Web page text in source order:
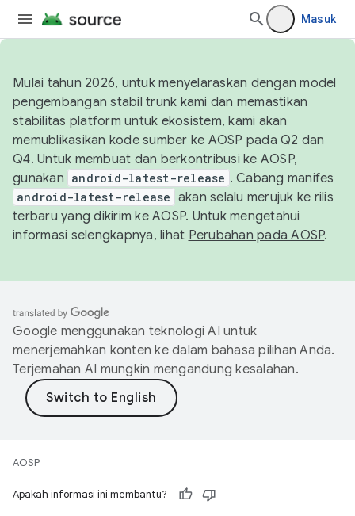
Masuk
Mulai tahun 2026, untuk menyelaraskan dengan model
pengembangan stabil trunk kami dan memastikan
stabilitas platform untuk ekosistem, kami akan
memublikasikan kode sumber ke AOSP pada Q2 dan
Q4. Untuk membuat dan berkontribusi ke AOSP,
gunakan android-latest-release . Cabang manifes
android-latest-release akan selalu merujuk ke rilis
terbaru yang dikirim ke AOSP. Untuk mengetahui
informasi selengkapnya, lihat Perubahan pada AOSP.
Google menggunakan teknologi AI untuk
menerjemahkan konten ke dalam bahasa pilihan Anda.
Terjemahan AI mungkin mengandung kesalahan.
AOSP
Apakah informasi ini membantu?